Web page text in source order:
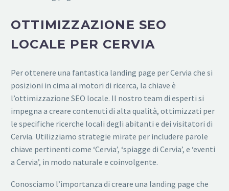
OTTIMIZZAZIONE SEO
LOCALE PER CERVIA
Per ottenere una fantastica landing page per Cervia che si
posizioni in cima ai motori di ricerca, la chiave è
l’ottimizzazione SEO locale. Il nostro team di esperti si
impegna a creare contenuti di alta qualità, ottimizzati per
le specifiche ricerche locali degli abitanti e dei visitatori di
Cervia. Utilizziamo strategie mirate per includere parole
chiave pertinenti come ‘Cervia’, ‘spiagge di Cervia’, e ‘eventi
a Cervia’, in modo naturale e coinvolgente.
Conosciamo l’importanza di creare una landing page che